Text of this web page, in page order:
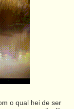
o qual hei de ser